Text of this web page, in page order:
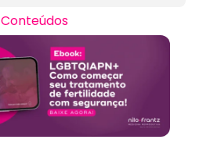
Conteúdos